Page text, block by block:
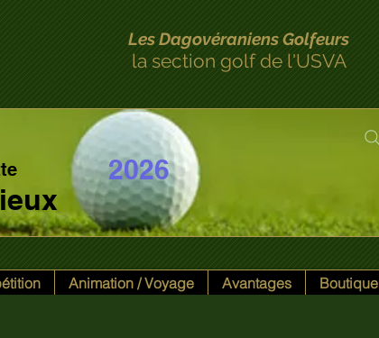
Les Dagovéraniens Golfeurs
la section golf de l'USVA
2026
Animation / Voyage Avantages Boutique